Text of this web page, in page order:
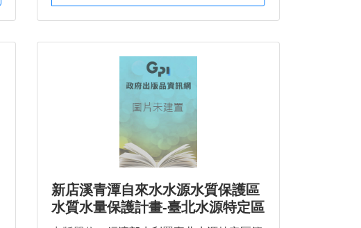
新店溪青潭自來水水源水質保護區
水質水量保護計畫-臺北水源特定區
水文觀測現代化建置